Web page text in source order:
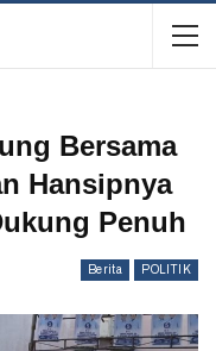
Bersama
Hansipnya
Penuh
Berita POLITIK